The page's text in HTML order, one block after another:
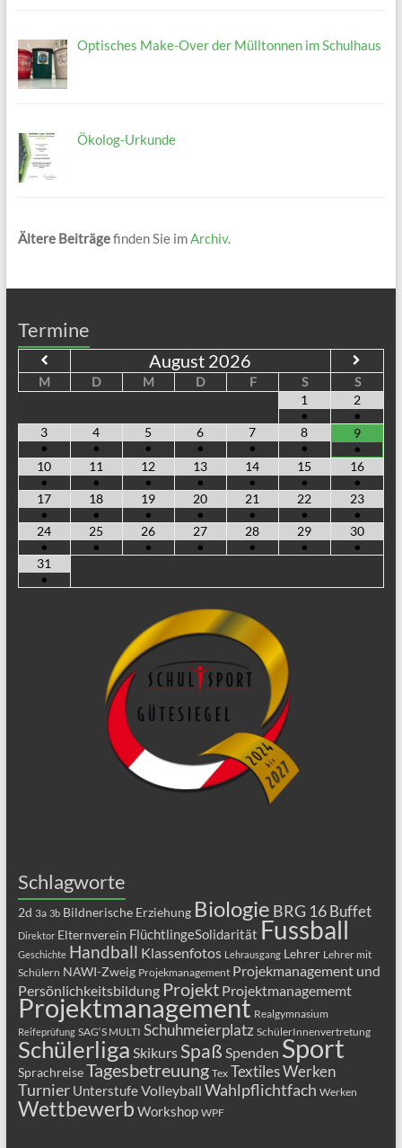
Optisches Make-Over der Mülltonnen im Schulhaus
Ökolog-Urkunde
Ältere Beiträgefinden Sie imArchiv.
Termine
August 2026
M D M D F S
S
1
•
2
•
3
•
4
•
5
•
6
•
7
•
8
•
9
•
10
•
11
•
12
•
13
•
14
•
15
•
16
•
17
•
18
•
19
•
20
•
21
•
22
•
23
•
24
•
25
•
26
•
27
•
28
•
29
•
30
•
31
•
Schlagworte
2d 3a 3b Bildnerische Erziehung Biologie BRG 16 Buffet
Direktor Elternverein FlüchtlingeSolidarität Fussball
Geschichte Handball Klassenfotos Lehrausgang Lehrer Lehrer mit
Schülern NAWI-Zweig Projekmanagement Projekmanagement und
Persönlichkeitsbildung Projekt Projektmanagememt
Projektmanagement Realgymnasium
Reifeprüfung SAG‘S MULTI Schuhmeierplatz SchülerInnenvertretung
Schülerliga Skikurs Spaß Spenden Sport
Sprachreise Tagesbetreuung Tex Textiles Werken
Turnier UnterstufeVolleyball Wahlpflichtfach Werken
Wettbewerb Workshop WPF